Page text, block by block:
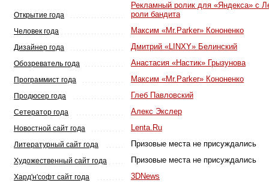
Открытие года
Рекламный ролик для «Яндекса» с
роли бандита
Человек года Максим «Mr.Parker» Кононенко
Дизайнер года Дмитрий «LINXY» Белинский
Обозреватель года Анастасия «Настик» Грызунова
Программист года Максим «Mr.Parker» Кононенко
Продюсер года Глеб Павловский
Сетератор года Алекс Экслер
Новостной сайт года Lenta.Ru
Литературный сайт года Призовые места не присуждались
Художественный сайт года Призовые места не присуждались
Хард'н'софт сайт года 3DNews